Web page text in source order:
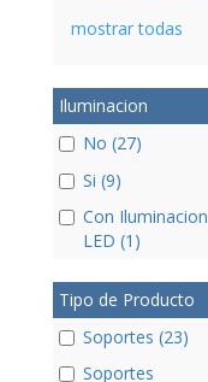
mostrar todas
Iluminacion
No (27)
Si (9)
Con Iluminacion
LED (1)
Tipo de Producto
Soportes (23)
Soportes